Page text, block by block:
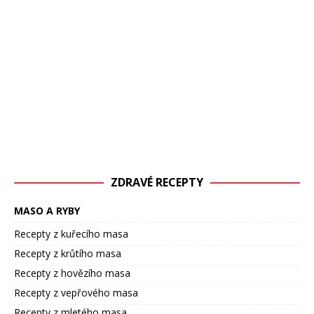
ZDRAVÉ RECEPTY
MASO A RYBY
Recepty z kuřecího masa
Recepty z krůtího masa
Recepty z hovězího masa
Recepty z vepřového masa